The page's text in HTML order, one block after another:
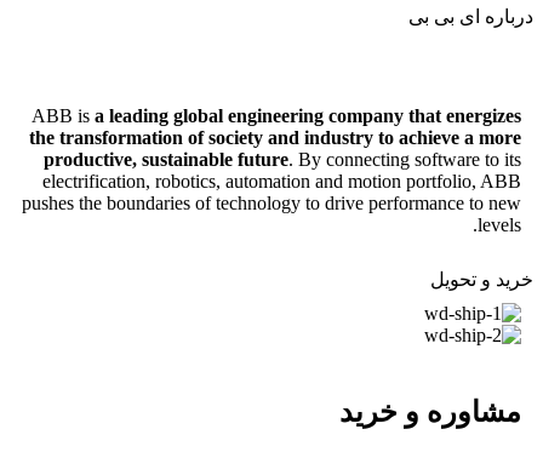
درباره ای بی بی
ABB is a leading global engineering company that energizes
the transformation of society and industry to achieve a more
productive, sustainable future. By connecting software to its
electrification, robotics, automation and motion portfolio, ABB
pushes the boundaries of technology to drive performance to new
levels.
خرید و تحویل
مشاوره و خرید